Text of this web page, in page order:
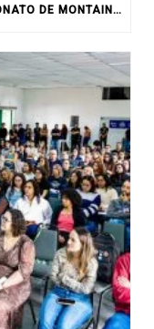
OSASQUENSE É QUINTO EM CAMPEONATO DE MONTAIN BIKE NO INTERIOR DO ESTADO